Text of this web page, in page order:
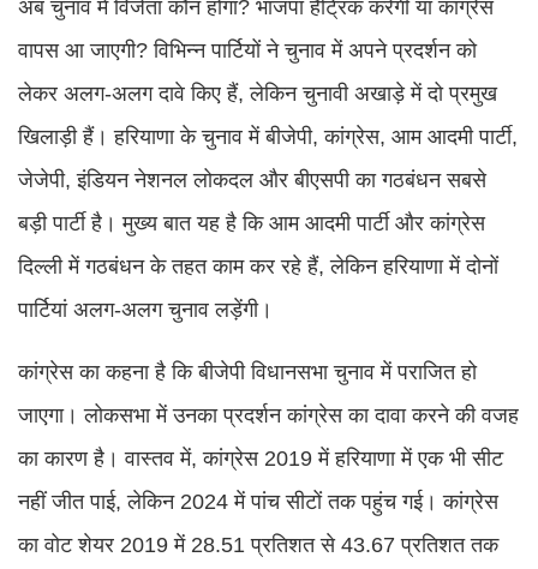
अब चुनाव में विजेता कौन होगा? भाजपा हैट्रिक करेगी या कांग्रेस
वापस आ जाएगी? विभिन्न पार्टियों ने चुनाव में अपने प्रदर्शन को
लेकर अलग-अलग दावे किए हैं, लेकिन चुनावी अखाड़े में दो प्रमुख
खिलाड़ी हैं। हरियाणा के चुनाव में बीजेपी, कांग्रेस, आम आदमी पार्टी,
जेजेपी, इंडियन नेशनल लोकदल और बीएसपी का गठबंधन सबसे
बड़ी पार्टी है। मुख्य बात यह है कि आम आदमी पार्टी और कांग्रेस
दिल्ली में गठबंधन के तहत काम कर रहे हैं, लेकिन हरियाणा में दोनों
पार्टियां अलग-अलग चुनाव लड़ेंगी।
कांग्रेस का कहना है कि बीजेपी विधानसभा चुनाव में पराजित हो
जाएगा। लोकसभा में उनका प्रदर्शन कांग्रेस का दावा करने की वजह
का कारण है। वास्तव में, कांग्रेस 2019 में हरियाणा में एक भी सीट
नहीं जीत पाई, लेकिन 2024 में पांच सीटों तक पहुंच गई। कांग्रेस
का वोट शेयर 2019 में 28.51 प्रतिशत से 43.67 प्रतिशत तक